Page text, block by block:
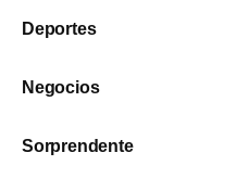
Deportes
Negocios
Sorprendente